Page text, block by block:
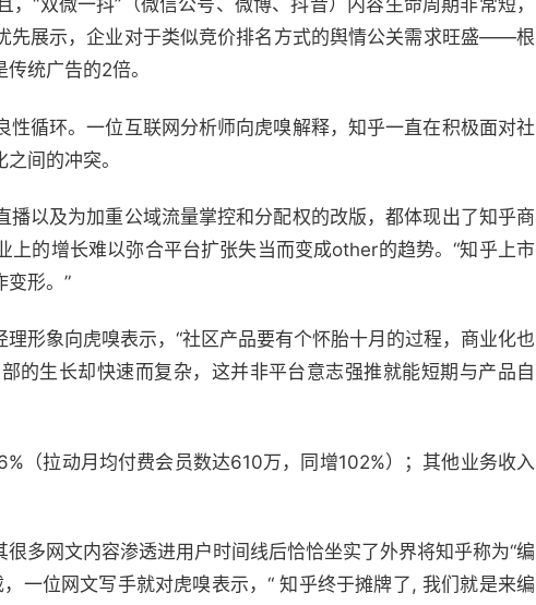
“双微一抖”（微信公号、微博、抖音）内容生命周期非常短，
先展示，企业对于类似竞价排名方式的舆情公关需求旺盛——根
统广告的2倍。
循环。一位互联网分析师向虎嗅解释，知乎一直在积极面对社
间的冲突。
播以及为加重公域流量掌控和分配权的改版，都体现出了知乎商
的增长难以弥合平台扩张失当而变成other的趋势。“知乎上市
变形。”
形象向虎嗅表示，“社区产品要有个怀胎十月的过程，商业化也
的生长却快速而复杂，这并非平台意志强推就能短期与产品自
（拉动月均付费会员数达610万，同增102%）；其他业务收入
多网文内容渗透进用户时间线后恰恰坐实了外界将知乎称为“编
一位网文写手就对虎嗅表示，“ 知乎终于摊牌了, 我们就是来编